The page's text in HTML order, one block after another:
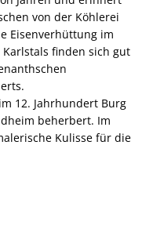
von der Köhlerei
Eisenverhüttung im
finden sich gut
12. Jahrhundert Burg
beherbert. Im
Kulisse für die